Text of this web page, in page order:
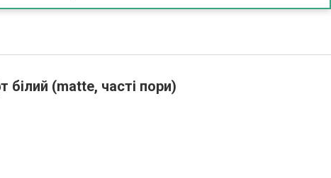
(matte, часті пори)